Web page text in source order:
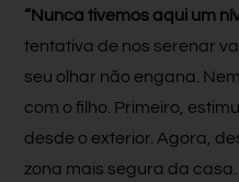
“Nunca tivemos aqui um
tentativa de nos serenar
seu olhar não engana.
com o filho. Primeiro,
desde o exterior. Agora,
zona mais segura da